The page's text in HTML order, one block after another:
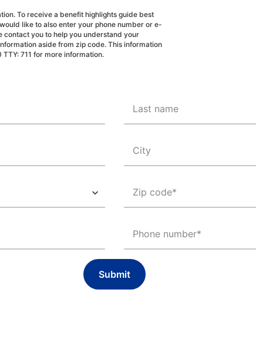
To receive a benefit highlights guide best
like to also enter your phone number or e-
contact you to help you understand your
aside from zip code. This information
711 for more information.
Last name
City
Zip code*
Phone number*